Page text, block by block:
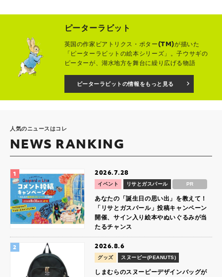
ピーターラビット
英国の作家ビアトリクス・ポター(TM)が描いた
「ピーターラビットの絵本シリーズ」。子ウサギの
ピーターが、湖水地方を舞台に繰り広げる物語
ピーターラビットの情報をもっと見る
人気のニュースはコレ
NEWS RANKING
2026.7.28
イベント リサとガスパール PR
あなたの「誕生日の思い出」を教えて！
「リサとガスパール」投稿キャンペーン
開催、サイン入り絵本やぬいぐるみが当
たるチャンス
2026.8.6
グッズ スヌーピー(PEANUTS)
しまむらのスヌーピーデザインバッグが